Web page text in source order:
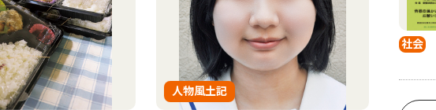
人物風土記
社会